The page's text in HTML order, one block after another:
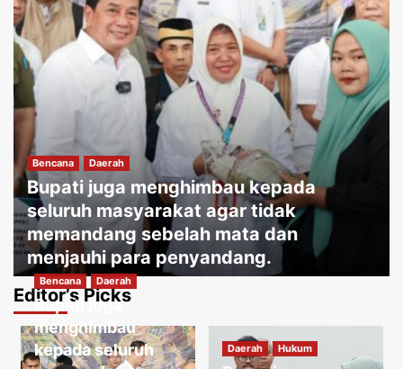
Bencana Daerah
Bupati juga menghimbau kepada
seluruh masyarakat agar tidak
memandang sebelah mata dan
menjauhi para penyandang.
Jakartakoma Agustus 8, 2026
Editor’s Picks
Bencana Daerah
Bupati juga
menghimbau
kepada seluruh
Daerah Hukum
3
Daerah
Warga menguatirkan jika kabel jatuh
ketanah, membahayakan penduduk
sekitar.